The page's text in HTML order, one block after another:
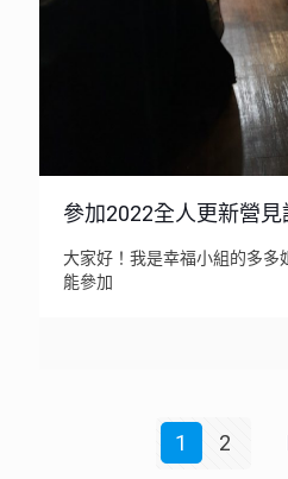
參加2022全人更新營見
大家好！我是幸福小組的多多
能參加
1 2